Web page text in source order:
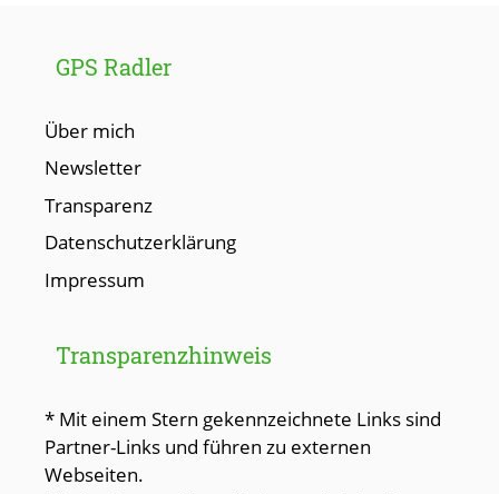
GPS Radler
Über mich
Newsletter
Transparenz
Datenschutzerklärung
Impressum
Transparenzhinweis
* Mit einem Stern gekennzeichnete Links sind
Partner-Links und führen zu externen
Webseiten.